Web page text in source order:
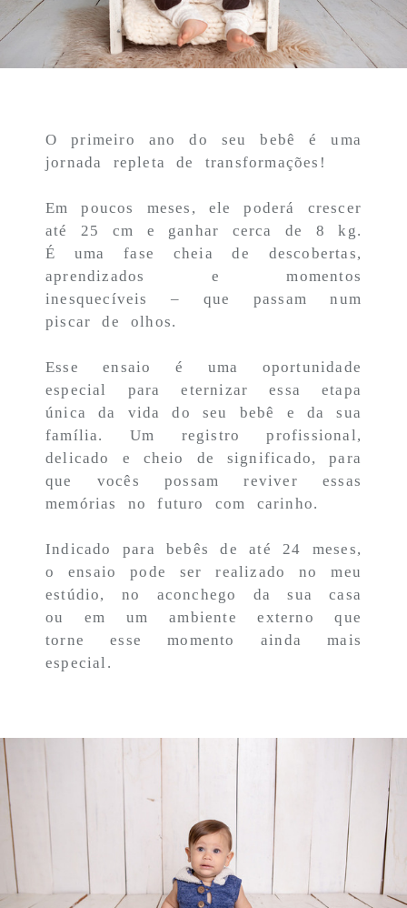
O primeiro ano do seu bebê é uma
jornada repleta de transformações!
Em poucos meses, ele poderá crescer
até 25 cm e ganhar cerca de 8 kg.
É uma fase cheia de descobertas,
aprendizados e momentos
inesquecíveis – que passam num
piscar de olhos.
Esse ensaio é uma oportunidade
especial para eternizar essa etapa
única da vida do seu bebê e da sua
família. Um registro profissional,
delicado e cheio de significado, para
que vocês possam reviver essas
memórias no futuro com carinho.
Indicado para bebês de até 24 meses,
o ensaio pode ser realizado no meu
estúdio, no aconchego da sua casa
ou em um ambiente externo que
torne esse momento ainda mais
especial.